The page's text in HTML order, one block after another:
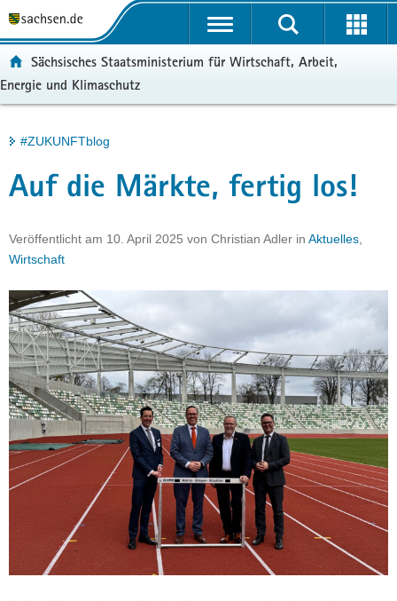
t
a
l
e
r
e
f
e
n
d
e
N
a
v
i
g
u
p
t
h
a
e
r
v
e
Portalübergreifende
Sächsisches Staatsministerium für Wirtschaft, Arbeit,
Energie und Klimaschutz
Hauptinhalt
#ZUKUNFTblog
Auf die Märkte, fertig los!
Veröffentlicht am 10. April 2025 von Christian Adler in Aktuelles
Wirtschaft